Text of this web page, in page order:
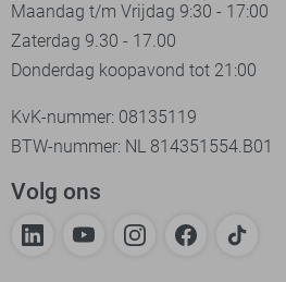
Maandag t/m Vrijdag 9:30 - 17:00
Zaterdag 9.30 - 17.00
Donderdag koopavond tot 21:00
KvK-nummer: 08135119
BTW-nummer: NL 814351554.B01
Volg ons